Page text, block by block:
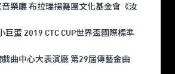
樂廳 布拉瑞揚舞團⽂化基金會《汝
蛋 2019 CTC CUP世界盃國際標準
曲中⼼⼤表演廳 第29屆傳藝金曲